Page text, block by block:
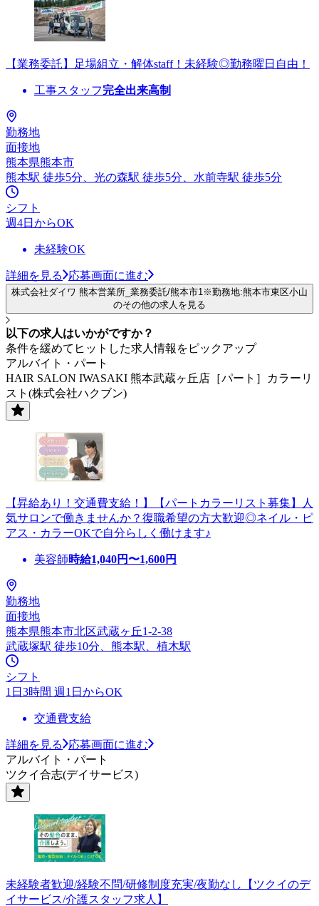
【業務委託】足場組立・解体staff！未経験◎勤務曜日自由！
工事スタッフ完全出来高制
勤務地
面接地
熊本県熊本市
熊本駅 徒歩5分、光の森駅 徒歩5分、水前寺駅 徒歩5分
シフト
週4日からOK
未経験OK
詳細を見る 応募画面に進む
株式会社ダイワ 熊本営業所_業務委託/熊本市1※勤務地:熊本市東区小山
のその他の求人を見る
以下の求人はいかがですか？
条件を緩めてヒットした求人情報をピックアップ
アルバイト・パート
HAIR SALON IWASAKI 熊本武蔵ヶ丘店［パート］カラーリ
スト(株式会社ハクブン)
【昇給あり！交通費支給！】【パートカラーリスト募集】人
気サロンで働きませんか？復職希望の方大歓迎◎ネイル・ピ
アス・カラーOKで自分らしく働けます♪
美容師時給1,040円〜1,600円
勤務地
面接地
熊本県熊本市北区武蔵ヶ丘1-2-38
武蔵塚駅 徒歩10分、熊本駅、植木駅
シフト
1日3時間 週1日からOK
交通費支給
詳細を見る
応募画面に進む
アルバイト・パート
ツクイ合志(デイサービス)
未経験者歓迎/経験不問/研修制度充実/夜勤なし【ツクイのデ
イサービス/介護スタッフ求人】